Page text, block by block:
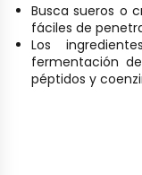
Busca sueros o
fáciles de
Los
fermentación
péptidos y